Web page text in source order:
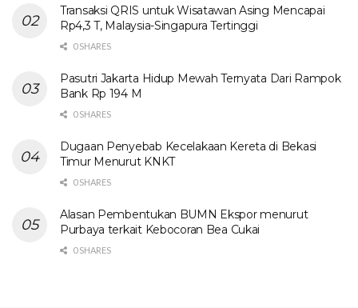
Transaksi QRIS untuk Wisatawan Asing Mencapai
Rp4,3 T, Malaysia-Singapura Tertinggi
0 SHARES
Pasutri Jakarta Hidup Mewah Ternyata Dari Rampok
Bank Rp 194 M
0 SHARES
Dugaan Penyebab Kecelakaan Kereta di Bekasi
Timur Menurut KNKT
0 SHARES
Alasan Pembentukan BUMN Ekspor menurut
Purbaya terkait Kebocoran Bea Cukai
0 SHARES